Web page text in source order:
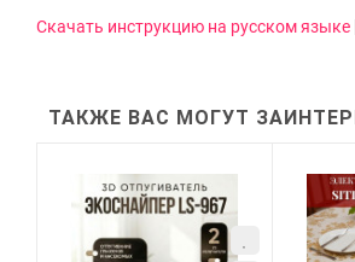
Скачать инструкцию на русском языке
ТАКЖЕ ВАС МОГУТ